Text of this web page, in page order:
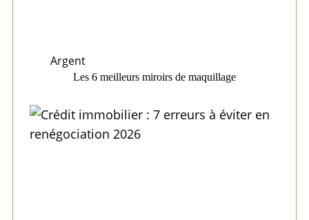
Argent
Les 6 meilleurs miroirs de maquillage